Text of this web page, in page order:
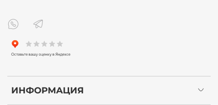
ИНФОРМАЦИЯ